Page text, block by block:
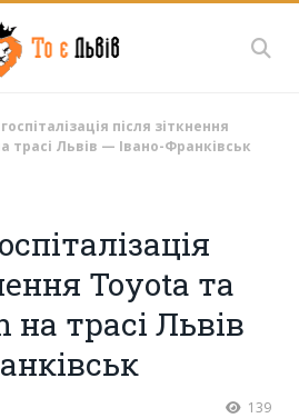
після зіткнення
трасі Львів — Івано-Франківськ
Toyota та
на трасі Львів
139